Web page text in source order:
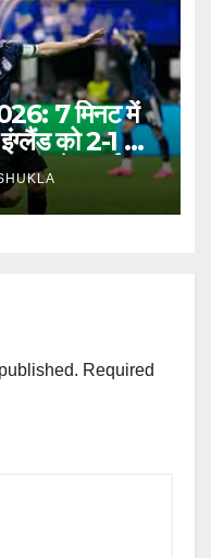
7 मिनट में
इंग्लैंड को 2-1 से
में बनाई
Required